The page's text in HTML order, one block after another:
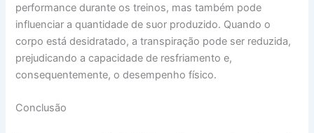
performance durante os treinos, mas também pode
influenciar a quantidade de suor produzido. Quando o
corpo está desidratado, a transpiração pode ser reduzida,
prejudicando a capacidade de resfriamento e,
consequentemente, o desempenho físico.
Conclusão